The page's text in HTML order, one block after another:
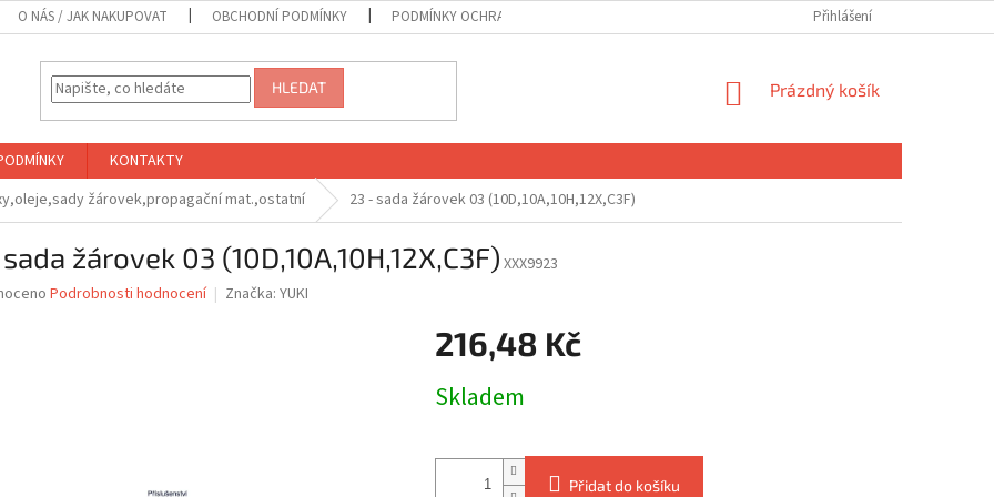
O NÁS / JAK NAKUPOVAT OBCHODNÍ PODMÍNKY PODMÍNKY OCHRANY OSOBNÍCH ÚDAJŮ Přihlášení
HLEDAT
NÁKUPNÍ
Prázdný košík
KONTAKTY
žárovek,propagační mat.,ostatní 23 - sada žárovek 03 (10D,10A,10H,12X,C3F)
žárovek 03 (10D,10A,10H,12X,C3F) XXX9923
Podrobnosti hodnocení Značka: YUKI
216,48 Kč
cena:
Skladem
Přidat do košíku